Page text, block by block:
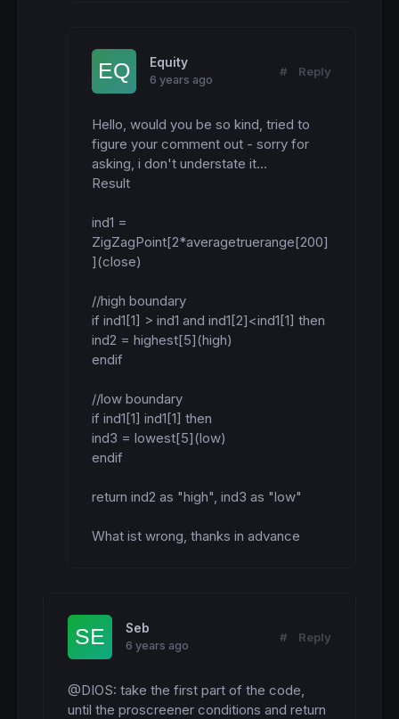
Equity
6 years ago
# Reply
Hello, would you be so kind, tried to
figure your comment out - sorry for
asking, i don't understate it...
Result
ind1 =
ZigZagPoint[2*averagetruerange[200]
](close)
//high boundary
if ind1[1] > ind1 and ind1[2]<ind1[1] then
ind2 = highest[5](high)
endif
//low boundary
if ind1[1] ind1[1] then
ind3 = lowest[5](low)
endif
return ind2 as "high", ind3 as "low"
What ist wrong, thanks in advance
Seb
6 years ago
# Reply
@DIOS: take the first part of the code,
until the proscreener conditions and return